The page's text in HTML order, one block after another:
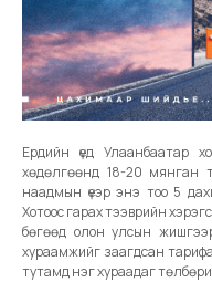
Ердийн үед Улаанбаатар
хөдөлгөөнд 18-20 мянган
наадмын үеэр энэ тоо 5
Хотоос гарах тээврийн
бөгөөд олон улсын
хураамжийг заагдсан
тутамд нэг хураадаг